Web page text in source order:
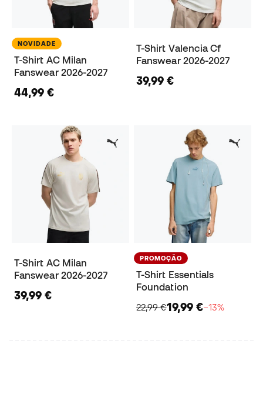
NOVIDADE
T-Shirt AC Milan
Fanswear 2026-2027
44,99 €
T-Shirt Valencia Cf
Fanswear 2026-2027
39,99 €
T-Shirt AC Milan
Fanswear 2026-2027
39,99 €
PROMOÇÃO
T-Shirt Essentials
Foundation
22,99 €19,99 €−13%